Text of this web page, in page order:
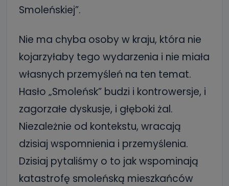
Smoleńskiej”.
Nie ma chyba osoby w kraju, która nie
kojarzyłaby tego wydarzenia i nie miała
własnych przemyśleń na ten temat.
Hasło „Smoleńsk” budzi i kontrowersje, i
zagorzałe dyskusje, i głęboki żal.
Niezależnie od kontekstu, wracają
dzisiaj wspomnienia i przemyślenia.
Dzisiaj pytaliśmy o to jak wspominają
katastrofę smoleńską mieszkańców